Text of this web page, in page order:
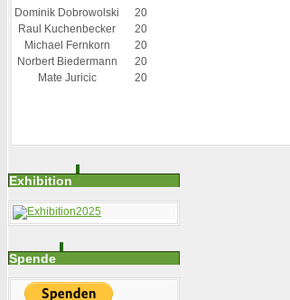
Dominik Dobrowolski
20
Raul Kuchenbecker
20
Michael Fernkorn
20
Norbert Biedermann
20
Mate Juricic
20
Exhibition
Spende